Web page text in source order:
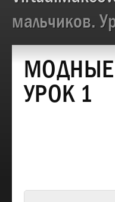
мальчиков.
МОДНЫЕ
УРОК 1